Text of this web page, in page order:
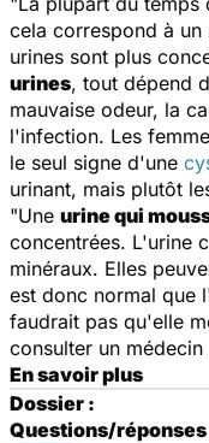
cela correspond à
urines sont plus
urines, tout dépend
mauvaise odeur, la
l'infection. Les
le seul signe d'une
urinant, mais plutôt
"Une urine qui
concentrées. L'urine
minéraux. Elles
est donc normal que
faudrait pas qu'elle
consulter un
En savoir plus
Dossier :
Questions/réponses